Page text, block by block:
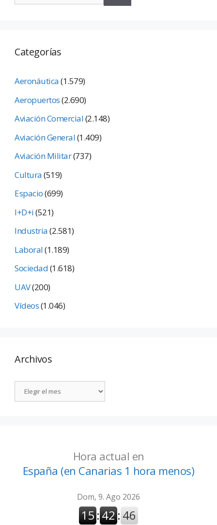
Categorías
Aeronáutica(1.579)
Aeropuertos(2.690)
Aviación Comercial(2.148)
Aviación General(1.409)
Aviación Militar(737)
Cultura(519)
Espacio(699)
I+D+i(521)
Industria(2.581)
Laboral(1.189)
Sociedad(1.618)
UAV(200)
Vídeos(1.046)
Archivos
Hora actual en
España (en Canarias 1 hora menos)